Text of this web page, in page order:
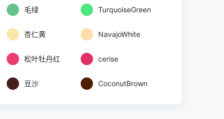
毛绿 TurquoiseGreen
杏仁黄 NavajoWhite
松叶牡丹红 cerise
豆沙 CoconutBrown